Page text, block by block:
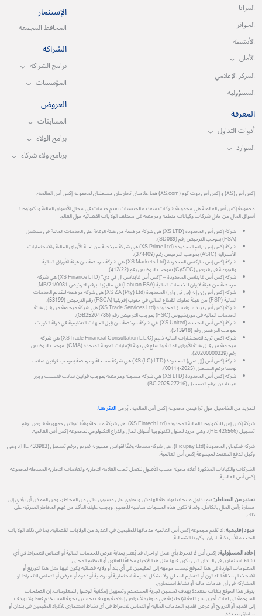
المزايا
الجوائز
الأنشطة
الأمان
المركز الإعلامي
المسؤولية
المعرفة
أدوات التداول
الموارد
الإستثمار
المحافظ المجمعة
الشراكة
برامج الشراكة
المؤسسات
العروض
المسابقات
برامج الولاء
برنامج ولاء شركاء
إكس أس (XS) و إكس أس دوت كوم (XS.com) هما علامتان تجاريتان مسجلتان لمجموعة إكس أس العالمية.
مجموعة إكس أس العالمية هي مجموعة شركات متعددة الجنسيات تقدم خدمات في مجال الأسواق المالية وتكنولوجيا
أسواق المال من خلال شركات وكيانات منظمة ومرخصة في مختلف الولايات القضائية حول العالم.
شركة إكس أس المحدودة (XS LTD) هي شركة مرخصة من هيئة الرقابة على الخدمات المالية في سيشيل
(FSA) بموجب الترخيص رقم (SD089).
شركة إكس إس برايم المحدودة (XS Prime Ltd) هي شركة مرخصة من لجنة الأوراق المالية والاستثمارات
الأسترالية (ASIC) بموجب الترخيص رقم (374409).
شركة إكس إس ماركتس المحدودة (XS Markets Ltd) هي شركة مرخصة من هيئة الأوراق المالية
والبورصة في قبرص (CySEC) بموجب الترخيص رقم (412/22).
شركة إكس أس فاينانس المحدودة – "إكس أس فاينانس ال تي دي" (XS Finance LTD) هي شركة
مرخصة من هيئة لابوان للخدمات المالية (Labuan FSA) في ماليزيا، برقم الترخيص MB/21/0081.
شركة إكس أس زي إيه (بي تي واي) المحدودة (XS ZA (Pty) Ltd) هي شركة مرخصة لتقديم الخدمات
المالية (FSP) من هيئة سلوك القطاع المالي في جنوب إفريقيا (FSCA) رقم الترخيص (53199).
شركة إكس أس تريد سرفيسز المحدودة (XS Trade Services Ltd) هي شركة مرخصة من قِبل هيئة
الخدمات المالية في موريشيوس (FSC) بموجب الترخيص رقم (GB25204786).
شركة إكس أس المتحدة (XS United) هي شركة مرخصة من قِبل الجهات التنظيمية في دولة الكويت
بموجب الترخيص رقم (513918).
شركة اكس تريد للاستشارات المالية ذ.م.م (XSTrade Financial Consultation L.L.C) هي شركة
مرخصة من قِبل هيئة الأوراق المالية والسلع في دولة الإمارات العربية المتحدة (CMA) بموجب الترخيص
رقم (20200000339).
شركة إكس أس (إل سي) المحدودة (XS (LC) LTD) هي شركة مسجلة ومرخصة بموجب قوانين سانت
لوسيا برقم التسجيل (2025-00114).
شركة إكس أس المحدودة (XS LTD) هي شركة مسجلة ومرخصة بموجب قوانين سانت فنسنت وجزر
غرينادين برقم التسجيل (27216 BC 2025).
للمزيد من التفاصيل حول تراخيص مجموعة إكس أس العالمية، يُرجىالنقر هنا.
شركة إكس إس للتكنولوجيا المالية المحدودة (XS Fintech Ltd)، هي شركة مسجلة وفقًا لقوانين جمهورية قبرص برقم
تسجيل (HE 426566)، وهي مزود لحلول تكنولوجيا أسواق المال والذراع التكنولوجي لمجموعة إكس أس العالمية.
شركة فيكوباي المحدودة (Ficupay Ltd)، هي شركة مسجلة وفقًا لقوانين جمهورية قبرص برقم تسجيل (HE 433983)، وهي
وكيل الدفع المعتمد لمجموعة إكس أس العالمية.
الشركات والكيانات المذكورة أعلاه مخولة حسب الأصول للعمل تحت العلامة التجارية والعلامات التجارية المسجلة لمجموعة
إكس أس العالمية.
تحذير من المخاطر:يتم تداول منتجاتنا بواسطة الهامش وتنطوي على مستوى عالي من المخاطر، ومن الممكن أن تؤدي إلى
خسارة رأس المال بالكامل. وقد لا تكون هذه المنتجات مناسبة للجميع، ويجب عليك التأكد من فهم المخاطر المترتبة على
ذلك.
قيود إقليمية:لا تقدم مجموعة إكس أس العالمية خدماتها للمقيمين في العديد من الولايات القضائية، بما في ذلك الولايات
المتحدة الأمريكية، ايران، وكوريا الشمالية.
إخلاء المسؤولية:إكس أس لا تنخرط بأي عمل او اجراء قد يُعتبر بمثابة عرض للخدمات المالية أو التماس للانخراط في أي
نشاط استثماري في البلدان التي يكون فيها مثل هذا الإجراء مخالفًا للقانون أو التنظيم المحلي.
المعلومات الواردة في هذا الموقع ليست موجهة إلى المقيمين في أي بلد أو ولاية قضائية يكون فيها مثل هذا التوزيع أو
الاستخدام مخالفًا للقانون أو التنظيم المحلي ولا تشكل نصيحة استثمارية أو توصية أو دعوة أو عرض أو التماس للانخراط او
المشاركة في أي خدمات مالية أو نشاط استثماري.
يتوفر هذا الموقع بلغات متعددة بهدف تحسين تجربة المستخدم وتسهيل إمكانية الوصول للمعلومات. إن الصفحات
المترجمة الي لغات أخرى غير اللغة الإنجليزية هي متوفرة لأغراض إعلامية وبهدف تحسين تجربة المستخدم فقط ولا تهدف
إلى تقديم أو الترويج أو عرض تقديم الخدمات المالية أو التماس للانخراط في أي نشاط استثماري للأفراد المقيمين في بلدان أو